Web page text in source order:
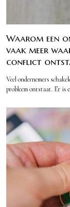
Waarom een
vaak meer
conflict
Veel ondernemers
probleem ontstaat. Er is